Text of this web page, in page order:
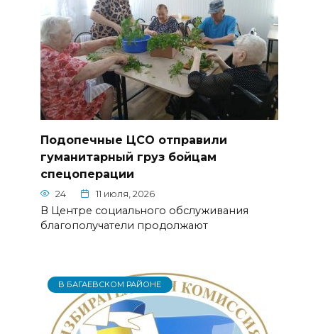
Подопечные ЦСО отправили
гуманитарный груз бойцам
спецоперации
24 11 июля, 2026
В Центре социального обслуживания
благополучатели продолжают
В БАГАЕВСКОМ РАЙОНЕ